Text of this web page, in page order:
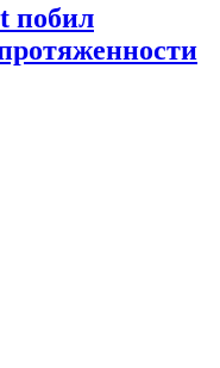
побил